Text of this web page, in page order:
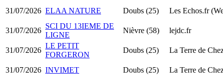
31/07/2026 ELAA NATURE Doubs (25) Les Echos.fr
31/07/2026
SCI DU 13IEME DE
LIGNE
Nièvre (58) lejdc.fr
31/07/2026
LE PETIT
FORGERON
Doubs (25) La Terre de
31/07/2026 INVIMET Doubs (25)
La Terre de